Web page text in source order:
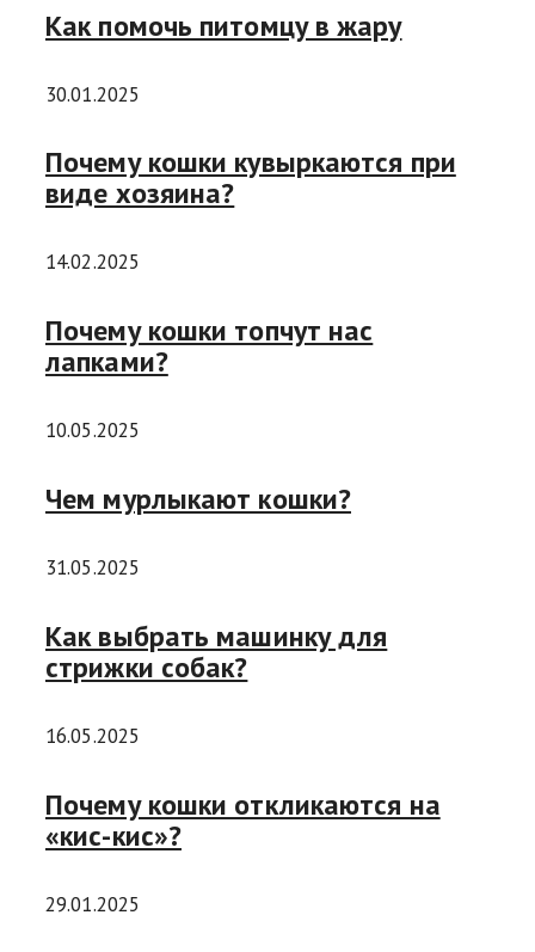
Как помочь питомцу в жару
30.01.2025
Почему кошки кувыркаются при
виде хозяина?
14.02.2025
Почему кошки топчут нас
лапками?
10.05.2025
Чем мурлыкают кошки?
31.05.2025
Как выбрать машинку для
стрижки собак?
16.05.2025
Почему кошки откликаются на
«кис-кис»?
29.01.2025